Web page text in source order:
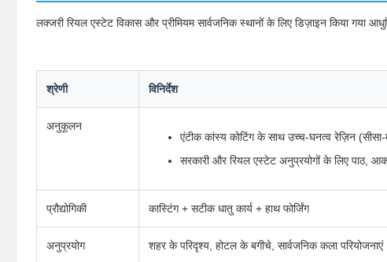
लक्जरी रियल एस्टेट विकास और प्रीमियम सार्वजनिक स्थानों के लिए डिज़ाइन किया गया
श्रेणी विनिर्देश
अनुकूलन
एंटीक कांस्य कोटिंग के साथ उच्च-घनत्व रेज़िन
सरकारी और रियल एस्टेट अनुप्रयोगों के लिए पाठ,
प्रौद्योगिकी कास्टिंग + सटीक धातु कार्य + हाथ फोर्जिंग
अनुप्रयोग शहर के परिदृश्य, होटल के बगीचे, सार्वजनिक कला परियोजनाएं